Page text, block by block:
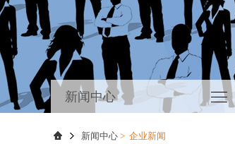
新闻中心
新闻中心 > 企业新闻